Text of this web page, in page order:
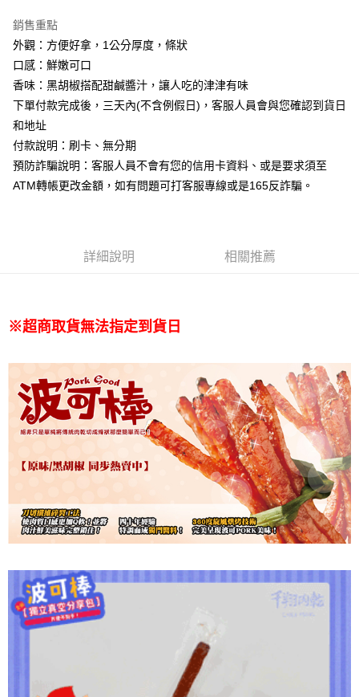
每筆NT$80，滿NT$799(含以上)免運費
【無法指定出貨日及到貨日】付款後全家取貨⭐依訂購順序安
排出貨⭐
【無法指定出貨日及到貨日】7-11取貨付款⭐依訂購順序安排
出貨⭐
每筆NT$80，滿NT$799(含以上)免運費
國際配送【香港】
銷售重點
外觀：方便好拿，1公分厚度，條狀
口感：鮮嫩可口
香味：黑胡椒搭配甜鹹醬汁，讓人吃的津津有味
下單付款完成後，三天內(不含例假日)，客服人員會與您確認到貨日
和地址
付款說明：刷卡、無分期
預防詐騙說明：客服人員不會有您的信用卡資料、或是要求須至
ATM轉帳更改金額，如有問題可打客服專線或是165反詐騙。
詳細說明 相關推薦
※超商取貨無法指定到貨日